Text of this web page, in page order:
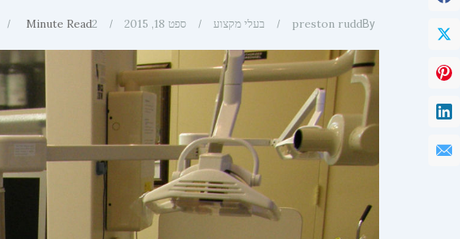
By
preston rudd בעלי מקצוע ספט 18, 2015 2
Minute Read